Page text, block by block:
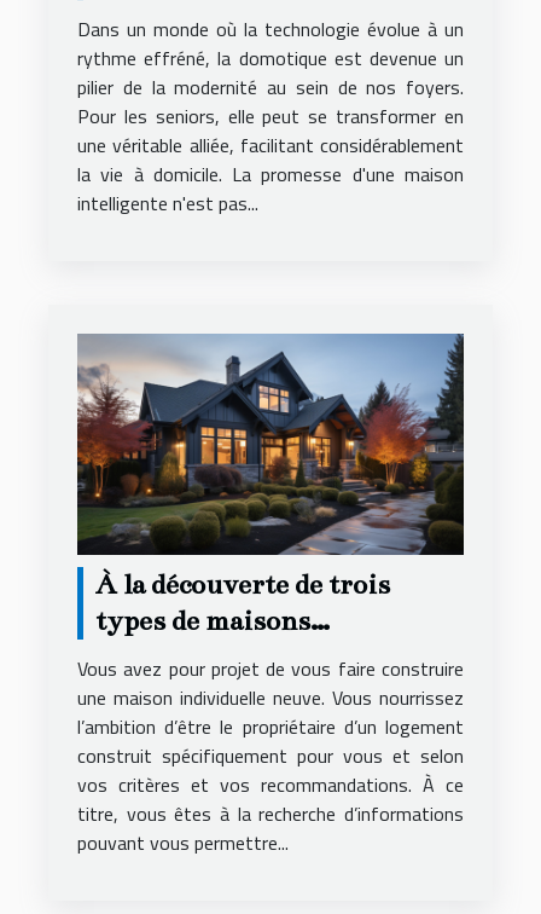
domicile
Dans un monde où la technologie évolue à un
rythme effréné, la domotique est devenue un
pilier de la modernité au sein de nos foyers.
Pour les seniors, elle peut se transformer en
une véritable alliée, facilitant considérablement
la vie à domicile. La promesse d'une maison
intelligente n'est pas...
À la découverte de trois
types de maisons
individuelles
Vous avez pour projet de vous faire construire
une maison individuelle neuve. Vous nourrissez
l’ambition d’être le propriétaire d’un logement
construit spécifiquement pour vous et selon
vos critères et vos recommandations. À ce
titre, vous êtes à la recherche d’informations
pouvant vous permettre...